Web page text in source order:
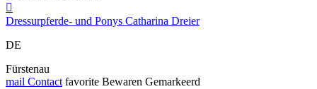

Dressurpferde- und Ponys Catharina Dreier
DE
Fürstenau
mail Contact favorite Bewaren Gemarkeerd